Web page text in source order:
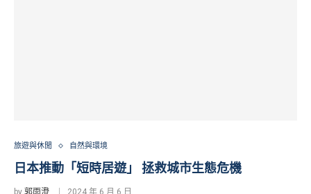
旅遊與休閒 自然與環境
日本推動「短時居遊」 拯救城市生態危機
by 郭雨澄 2024 年 6 月 6 日